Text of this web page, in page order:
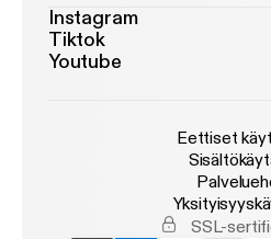
Instagram
Tiktok
Youtube
Eettiset
SSL-